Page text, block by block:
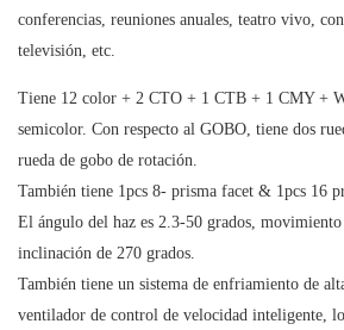
conferencias, reuniones anuales, teatro vivo,
televisión,
Tiene 12 color + 2 CTO + 1 CTB + 1 CMY +
semicolor. Con respecto al GOBO, tiene dos
rueda de gobo de rotación.
También tiene 1pcs 8- prisma facet & 1pcs 16
El ángulo del haz es 2.3-50 grados, movimiento
inclinación de 270 grados.
También tiene un sistema de enfriamiento de
ventilador de control de velocidad inteligente,